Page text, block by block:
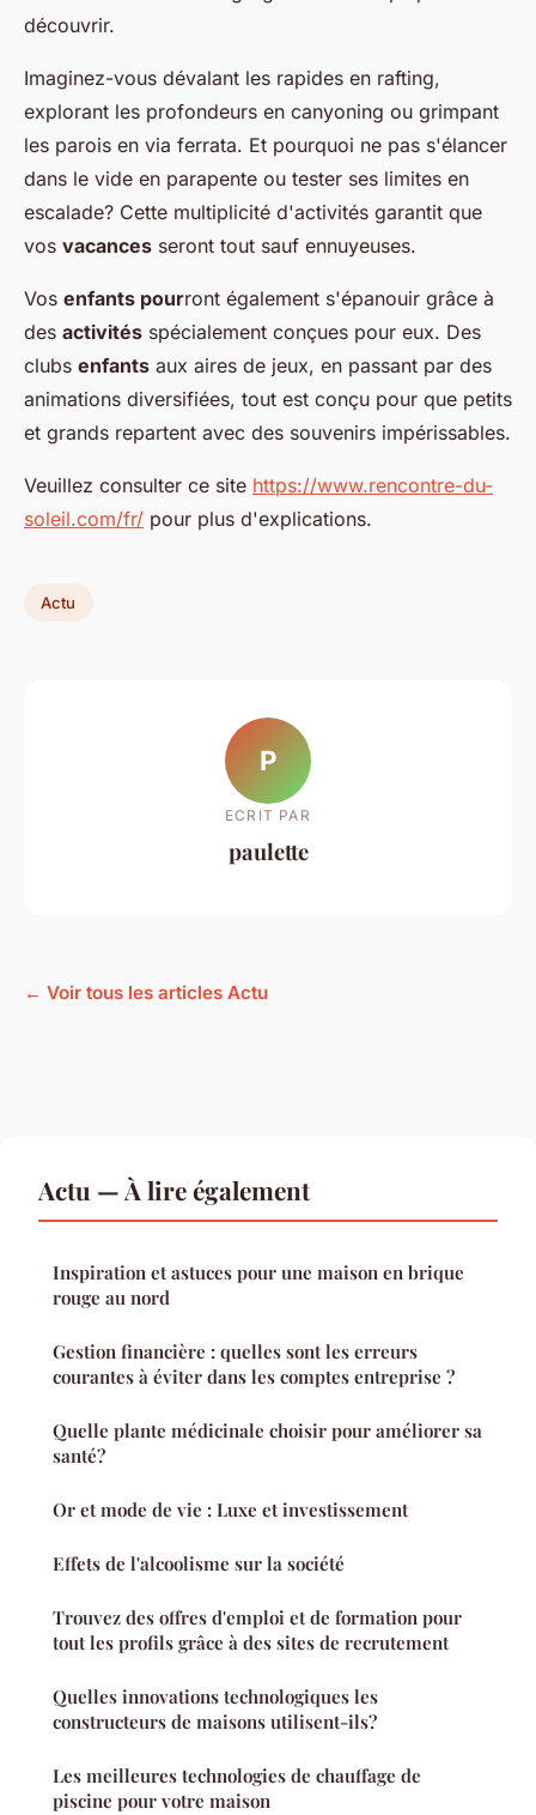
découvrir.
Imaginez-vous dévalant les rapides en rafting,
explorant les profondeurs en canyoning ou grimpant
les parois en via ferrata. Et pourquoi ne pas s'élancer
dans le vide en parapente ou tester ses limites en
escalade? Cette multiplicité d'activités garantit que
vos vacances seront tout sauf ennuyeuses.
Vos enfants pourront également s'épanouir grâce à
des activités spécialement conçues pour eux. Des
clubs enfants aux aires de jeux, en passant par des
animations diversifiées, tout est conçu pour que petits
et grands repartent avec des souvenirs impérissables.
Veuillez consulter ce site https://www.rencontre-du-
soleil.com/fr/ pour plus d'explications.
Actu
P
ECRIT PAR
paulette
← Voir tous les articles Actu
Actu — À lire également
Inspiration et astuces pour une maison en brique
rouge au nord
Gestion financière : quelles sont les erreurs
courantes à éviter dans les comptes entreprise ?
Quelle plante médicinale choisir pour améliorer sa
santé?
Or et mode de vie : Luxe et investissement
Effets de l'alcoolisme sur la société
Trouvez des offres d'emploi et de formation pour
tout les profils grâce à des sites de recrutement
Quelles innovations technologiques les
constructeurs de maisons utilisent-ils?
Les meilleures technologies de chauffage de
piscine pour votre maison